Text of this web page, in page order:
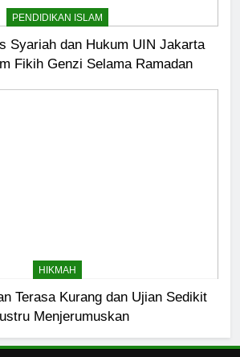
PENDIDIKAN ISLAM
Syariah dan Hukum UIN Jakarta
Fikih Genzi Selama Ramadan
HIKMAH
Terasa Kurang dan Ujian Sedikit
Menjerumuskan
Ngopi Bareng; Romantisme
Abadi
Mati
HIKMAH